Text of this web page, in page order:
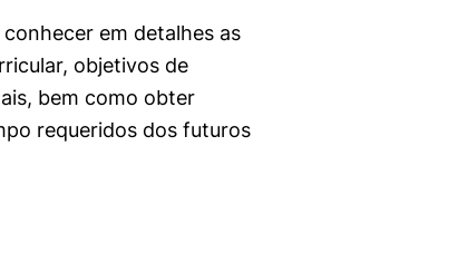
em detalhes as
objetivos de
bem como obter
requeridos dos futuros